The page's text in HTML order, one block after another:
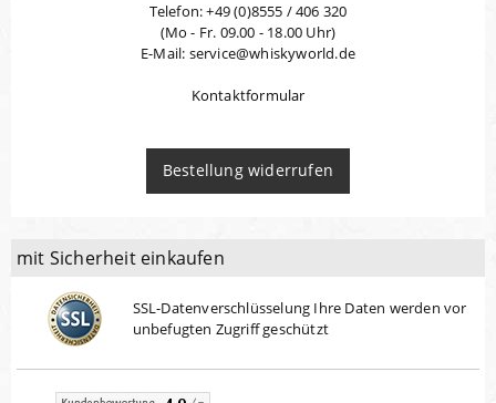
Telefon: +49 (0)8555 / 406 320
(Mo - Fr. 09.00 - 18.00 Uhr)
E-Mail: service@whiskyworld.de
Kontaktformular
Bestellung widerrufen
mit Sicherheit einkaufen
SSL-Datenverschlüsselung Ihre Daten werden vor
unbefugten Zugriff geschützt